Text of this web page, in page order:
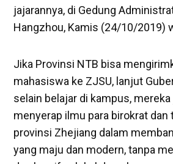
jajarannya, di Gedung
Hangzhou, Kamis (24/10/2019)
Jika Provinsi NTB bisa
mahasiswa ke ZJSU, lanjut
selain belajar di kampus,
menyerap ilmu para birokrat dan
provinsi Zhejiang dalam
yang maju dan modern, tanpa